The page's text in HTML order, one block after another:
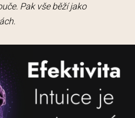
Pak vše běží jako